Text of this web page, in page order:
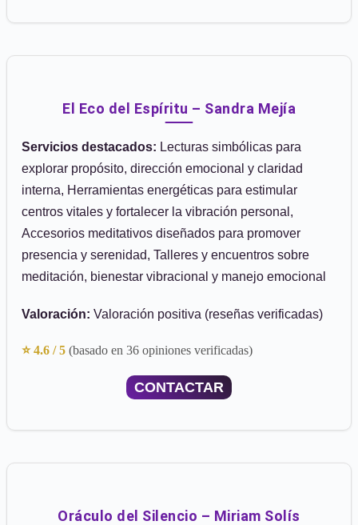
El Eco del Espíritu – Sandra Mejía
Servicios destacados: Lecturas simbólicas para
explorar propósito, dirección emocional y claridad
interna, Herramientas energéticas para estimular
centros vitales y fortalecer la vibración personal,
Accesorios meditativos diseñados para promover
presencia y serenidad, Talleres y encuentros sobre
meditación, bienestar vibracional y manejo emocional
Valoración: Valoración positiva (reseñas verificadas)
⭐ 4.6 / 5 (basado en 36 opiniones verificadas)
CONTACTAR
Oráculo del Silencio – Miriam Solís